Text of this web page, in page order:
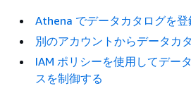
Athena でデータカタログを登
別のアカウントからデータカ
IAM ポリシーを使用してデー
スを制御する